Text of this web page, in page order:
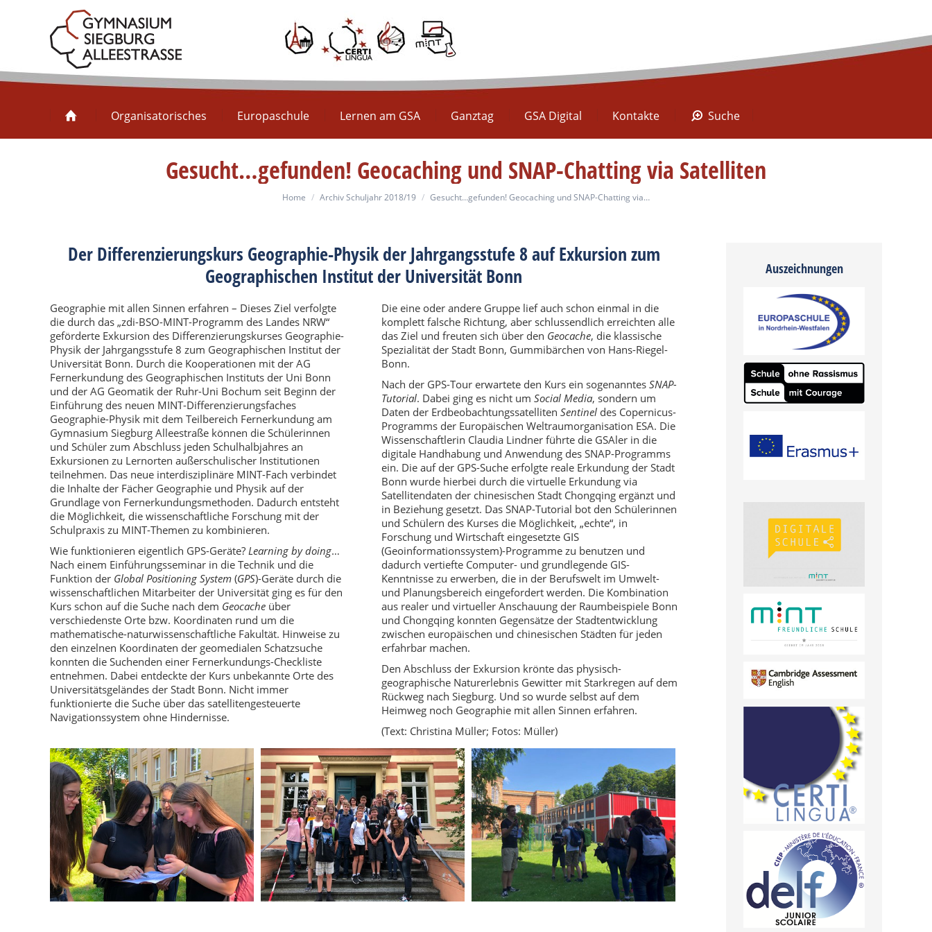
Organisatorisches Europaschule Lernen am GSA Ganztag GSA Digital Kontakte Suche
Gesucht…gefunden! Geocaching und SNAP-Chatting via Satelliten
You are here:
Home Archiv Schuljahr 2018/19 Gesucht…gefunden! Geocaching und SNAP-Chatting via…
Der Differenzierungskurs Geographie-Physik der Jahrgangsstufe 8 auf Exkursion zum
Geographischen Institut der Universität Bonn
Geographie mit allen Sinnen erfahren – Dieses Ziel verfolgte
die durch das „zdi-BSO-MINT-Programm des Landes NRW“
geförderte Exkursion des Differenzierungskurses Geographie-
Physik der Jahrgangsstufe 8 zum Geographischen Institut der
Universität Bonn. Durch die Kooperationen mit der AG
Fernerkundung des Geographischen Instituts der Uni Bonn
und der AG Geomatik der Ruhr-Uni Bochum seit Beginn der
Einführung des neuen MINT-Differenzierungsfaches
Geographie-Physik mit dem Teilbereich Fernerkundung am
Gymnasium Siegburg Alleestraße können die Schülerinnen
und Schüler zum Abschluss jeden Schulhalbjahres an
Exkursionen zu Lernorten außerschulischer Institutionen
teilnehmen. Das neue interdisziplinäre MINT-Fach verbindet
die Inhalte der Fächer Geographie und Physik auf der
Grundlage von Fernerkundungsmethoden. Dadurch entsteht
die Möglichkeit, die wissenschaftliche Forschung mit der
Schulpraxis zu MINT-Themen zu kombinieren.
Wie funktionieren eigentlich GPS-Geräte? Learning by doing…
Nach einem Einführungsseminar in die Technik und die
Funktion der Global Positioning System (GPS)-Geräte durch die
wissenschaftlichen Mitarbeiter der Universität ging es für den
Kurs schon auf die Suche nach dem Geocache über
verschiedenste Orte bzw. Koordinaten rund um die
mathematische-naturwissenschaftliche Fakultät. Hinweise zu
den einzelnen Koordinaten der geomedialen Schatzsuche
konnten die Suchenden einer Fernerkundungs-Checkliste
entnehmen. Dabei entdeckte der Kurs unbekannte Orte des
Universitätsgeländes der Stadt Bonn. Nicht immer
funktionierte die Suche über das satellitengesteuerte
Navigationssystem ohne Hindernisse.
Die eine oder andere Gruppe lief auch schon einmal in die
komplett falsche Richtung, aber schlussendlich erreichten alle
das Ziel und freuten sich über den Geocache, die klassische
Spezialität der Stadt Bonn, Gummibärchen von Hans-Riegel-
Bonn.
Nach der GPS-Tour erwartete den Kurs ein sogenanntes SNAP-
Tutorial. Dabei ging es nicht um Social Media, sondern um
Daten der Erdbeobachtungssatelliten Sentinel des Copernicus-
Programms der Europäischen Weltraumorganisation ESA. Die
Wissenschaftlerin Claudia Lindner führte die GSAler in die
digitale Handhabung und Anwendung des SNAP-Programms
ein. Die auf der GPS-Suche erfolgte reale Erkundung der Stadt
Bonn wurde hierbei durch die virtuelle Erkundung via
Satellitendaten der chinesischen Stadt Chongqing ergänzt und
in Beziehung gesetzt. Das SNAP-Tutorial bot den Schülerinnen
und Schülern des Kurses die Möglichkeit, „echte“, in
Forschung und Wirtschaft eingesetzte GIS
(Geoinformationssystem)-Programme zu benutzen und
dadurch vertiefte Computer- und grundlegende GIS-
Kenntnisse zu erwerben, die in der Berufswelt im Umwelt-
und Planungsbereich eingefordert werden. Die Kombination
aus realer und virtueller Anschauung der Raumbeispiele Bonn
und Chongqing konnten Gegensätze der Stadtentwicklung
zwischen europäischen und chinesischen Städten für jeden
erfahrbar machen.
Den Abschluss der Exkursion krönte das physisch-
geographische Naturerlebnis Gewitter mit Starkregen auf dem
Rückweg nach Siegburg. Und so wurde selbst auf dem
Heimweg noch Geographie mit allen Sinnen erfahren.
(Text: Christina Müller; Fotos: Müller)
Auszeichnungen
Europaschule Lernen am GSA